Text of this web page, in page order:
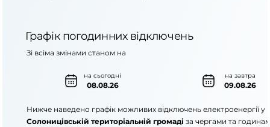
Графік погодинних відключень
на сьогодні
08.08.26
на завтра
09.08.26
Зі всіма змінами станом на
Нижче наведено графік можливих відключень електроенергії у
Солоницівській територіальній громаді за чергами та